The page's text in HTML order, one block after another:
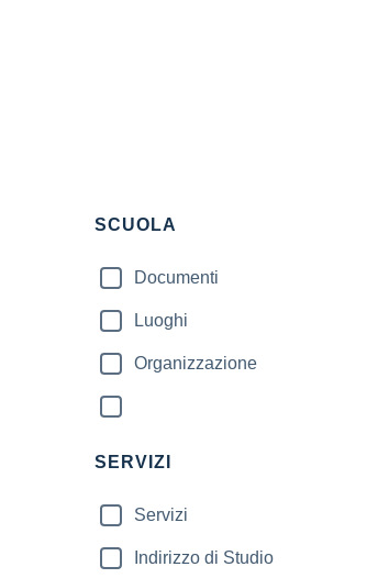
SCUOLA
Documenti
Luoghi
Organizzazione
SERVIZI
Servizi
Indirizzo di Studio